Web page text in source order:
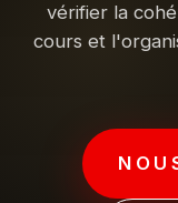
vérifier la
cours et